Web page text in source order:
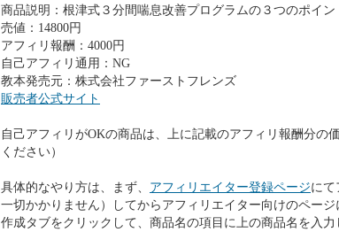
商品説明：根津式３分間喘息改善プログラムの３つのポイン
売値：14800円
アフィリ報酬：4000円
自己アフィリ通用：NG
教本発売元：株式会社ファーストフレンズ
販売者公式サイト
自己アフィリがOKの商品は、上に記載のアフィリ報酬分
ください）
具体的なやり方は、まず、 アフィリエイター登録ページにて
一切かかりません）してからアフィリエイター向けのペー
作成タブをクリックして、商品名の項目に上の商品名を入